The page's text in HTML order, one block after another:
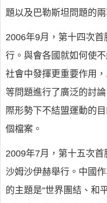
題以及巴勒斯坦問題的兩
2006年9月，第十四次
行。與會各國就如何使
社會中發揮更重要作用
等問題進行了廣泛的討
際形勢下不結盟運動的
個檔案。
2009年7月，第十五次首
沙姆沙伊赫舉行。中國
的主題是“世界團結、和